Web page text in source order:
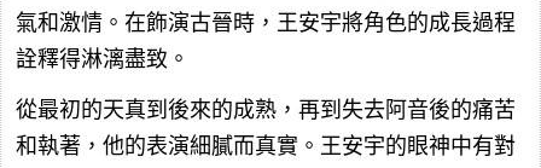
氣和激情。在飾演古晉時，王安宇將角色的成長過程
詮釋得淋漓盡致。
從最初的天真到後來的成熟，再到失去阿音後的痛苦
和執著，他的表演細膩而真實。王安宇的眼神中有對